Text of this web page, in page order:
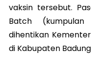
vaksin tersebut.
Batch
dihentikan
di Kabupaten